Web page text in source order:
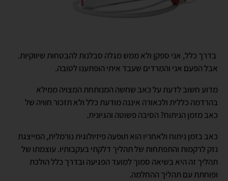
בדרך כלל, אני ספקן ולא ממש מגלה סבלנות להבטחות שיווקיות.
אבל הפעם אני והמרדים שעבד איתי הופתענו לטובה.
מדוע חשוב לדעת על כאב שחשה המנותחת המצויה ממילא
בהרדמה כללית ולכאורה איננה מודעת כלל ולא תזכור חוויה של
כאב מזמן הניתוח? הסיבה פשוטה והגיונית.
כאב בזמן ניתוח ולאחריו הוא תופעה פיזיולוגית נורמלית, המייצגת
נזק לרקמות והתפתחות של תהליך דלקתי בעקבותיו. עוצמתו של
תהליך זה היא בשיאה סמוך למועד הפגיעה ובדרך כלל הולכת
ופוחתת עם תהליך ההחלמה.